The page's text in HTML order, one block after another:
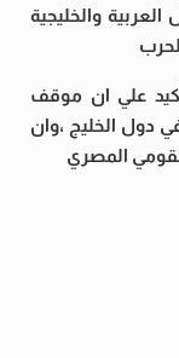
والخليجية
علي ان موقف
دول الخليج ،وان
المصري